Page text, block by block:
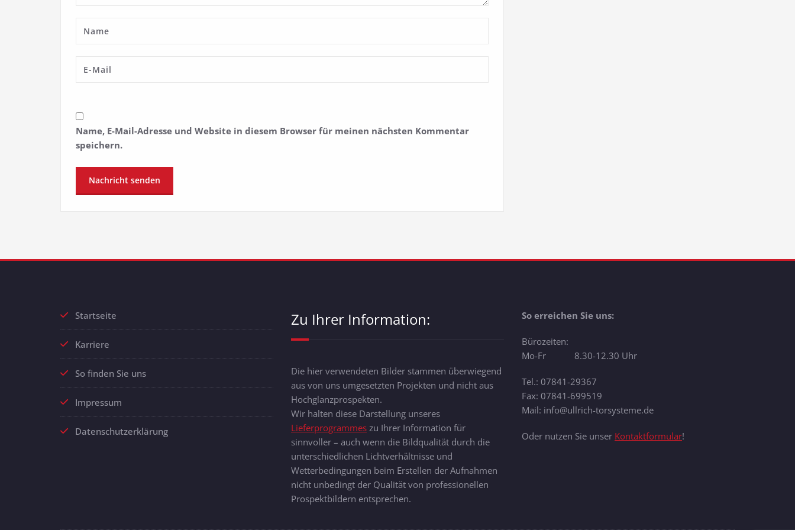
Name, E-Mail-Adresse und Website in diesem Browser für meinen nächsten Kommentar
speichern.
Startseite
Karriere
So finden Sie uns
Impressum
Datenschutzerklärung
Zu Ihrer Information:
Die hier verwendeten Bilder stammen überwiegend
aus von uns umgesetzten Projekten und nicht aus
Hochglanzprospekten.
Wir halten diese Darstellung unseres
Lieferprogrammes zu Ihrer Information für
sinnvoller – auch wenn die Bildqualität durch die
unterschiedlichen Lichtverhältnisse und
Wetterbedingungen beim Erstellen der Aufnahmen
nicht unbedingt der Qualität von professionellen
Prospektbildern entsprechen.
So erreichen Sie uns:
Bürozeiten:
Mo-Fr 8.30-12.30 Uhr
Tel.: 07841-29367
Fax: 07841-699519
Mail: info@ullrich-torsysteme.de
Oder nutzen Sie unser Kontaktformular!